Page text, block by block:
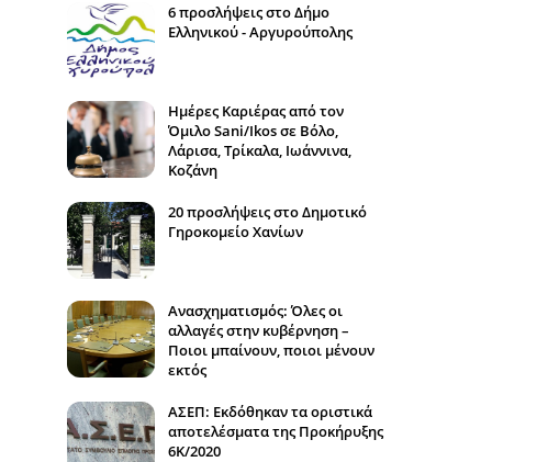
6 προσλήψεις στο Δήμο
Ελληνικού - Αργυρούπολης
Ημέρες Καριέρας από τον
Όμιλο Sani/Ikos σε Βόλο,
Λάρισα, Τρίκαλα, Ιωάννινα,
Κοζάνη
20 προσλήψεις στο Δημοτικό
Γηροκομείο Χανίων
Ανασχηματισμός: Όλες οι
αλλαγές στην κυβέρνηση –
Ποιοι μπαίνουν, ποιοι μένουν
εκτός
ΑΣΕΠ: Εκδόθηκαν τα οριστικά
αποτελέσματα της Προκήρυξης
6Κ/2020